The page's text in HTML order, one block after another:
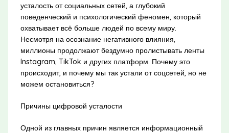
усталость от социальных сетей, а глубокий
поведенческий и психологический феномен, который
охватывает всё больше людей по всему миру.
Несмотря на осознание негативного влияния,
миллионы продолжают бездумно пролистывать ленты
Instagram, TikTok и других платформ. Почему это
происходит, и почему мы так устали от соцсетей, но не
можем остановиться?
Причины цифровой усталости
Одной из главных причин является информационный